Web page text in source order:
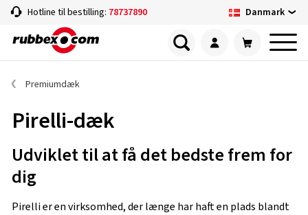
Hotline til bestilling: 78737890 Danmark
Premiumdæk
Pirelli-dæk
Udviklet til at få det bedste frem for
dig
Pirelli er en virksomhed, der længe har haft en plads blandt